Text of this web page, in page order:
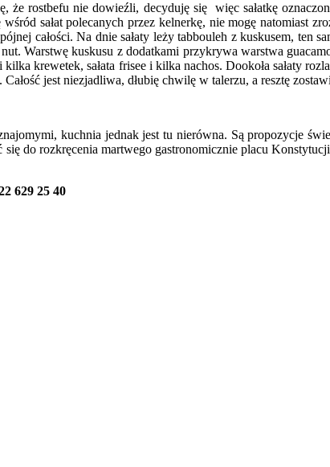
że rostbefu nie dowieźli, decyduję się więc sałatkę
sałat polecanych przez kelnerkę, nie mogę natomiast
całości. Na dnie sałaty leży tabbouleh z kuskusem, ten
Warstwę kuskusu z dodatkami przykrywa warstwa
krewetek, sałata frisee i kilka nachos. Dookoła sałaty
jest niezjadliwa, dłubię chwilę w talerzu, a resztę
kuchnia jednak jest tu nierówna. Są propozycje
do rozkręcenia martwego gastronomicznie placu
629 25 40